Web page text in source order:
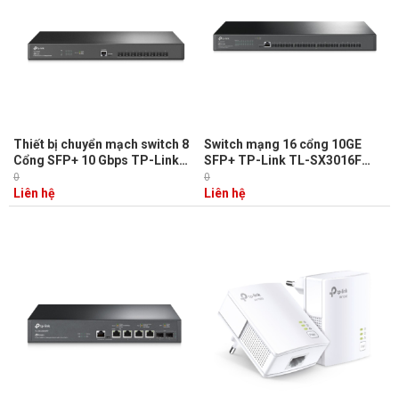
Thiết bị chuyển mạch switch 8
Cổng SFP+ 10 Gbps TP-Link
TL-SX3008F tích hợp Omada,
SDN, Định tuyến tĩnh
0
Liên hệ
Switch mạng 16 cổng 10GE
SFP+ TP-Link TL-SX3016F
Định tuyến tĩnh, QoS cấp doanh
nghiệp và IGMP Snooping
0
Liên hệ